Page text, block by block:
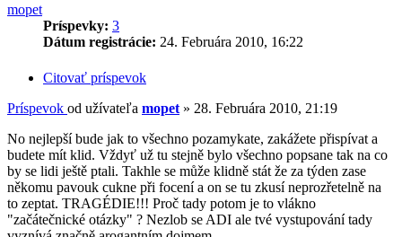
mopet
Príspevky: 3
Dátum registrácie: 24. Februára 2010, 16:22
Citovať príspevok
Príspevok od užívateľa mopet » 28. Februára 2010, 21:19
No nejlepší bude jak to všechno pozamykate, zakážete přispívat a
budete mít klid. Vždyť už tu stejně bylo všechno popsane tak na co
by se lidi ještě ptali. Takhle se může klidně stát že za týden zase
někomu pavouk cukne při focení a on se tu zkusí neprozřetelně na
to zeptat. TRAGÉDIE!!! Proč tady potom je to vlákno
"začátečnické otázky" ? Nezlob se ADI ale tvé vystupování tady